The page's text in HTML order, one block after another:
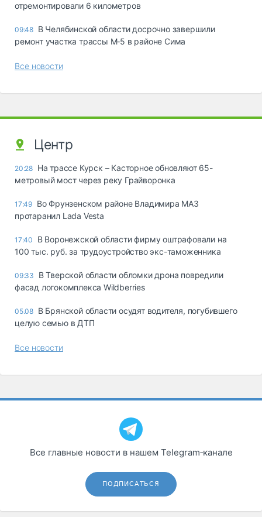
отремонтировали 6 километров
09:48 В Челябинской области досрочно завершили
ремонт участка трассы М‑5 в районе Сима
Все новости
Центр
20:28 На трассе Курск – Касторное обновляют 65-
метровый мост через реку Грайворонка
17:49 Во Фрунзенском районе Владимира МАЗ
протаранил Lada Vesta
17:40
В Воронежской области фирму оштрафовали на
100 тыс. руб. за трудоустройство экс-таможенника
09:33
В Тверской области обломки дрона повредили
фасад логокомплекса Wildberries
05.08 В Брянской области осудят водителя, погубившего
целую семью в ДТП
Все новости
Все главные новости в нашем Telegram‑канале
ПОДПИСАТЬСЯ